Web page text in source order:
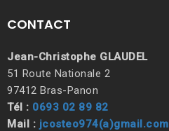
CONTACT
Jean-Christophe GLAUDEL
51 Route Nationale 2
97412 Bras-Panon
Tél : 0693 02 89 82
Mail : jcosteo974(a)gmail.com